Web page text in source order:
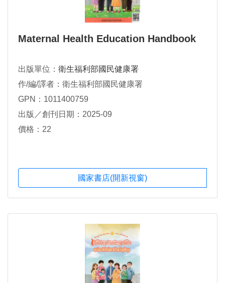
Maternal Health Education Handbook
出版單位： 衛生福利部國民健康署
作/編/譯者：衛生福利部國民健康署
GPN：1011400759
出版／創刊日期：2025-09
價格：22
國家書店(開新視窗)